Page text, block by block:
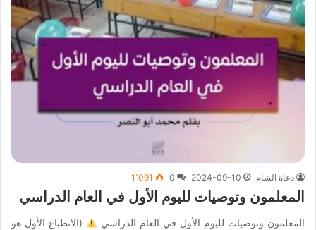
دعاة الشام 2024-09-10
0 1٬091
المعلمون وتوصيات لليوم الأول في العام الدراسي
المعلمون وتوصيات لليوم الأول في العام الدراسي
(الانطباع الأول هو